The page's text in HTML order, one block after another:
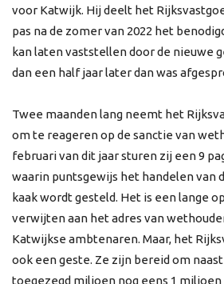
voor Katwijk. Hij deelt het
pas na de zomer van 2022 het
kan laten vaststellen door de nieuwe
dan een half jaar later dan was
Twee maanden lang neemt het
om te reageren op de sanctie van
februari van dit jaar sturen zij een 9
waarin puntsgewijs het handelen van
kaak wordt gesteld. Het is een lange
verwijten aan het adres van
Katwijkse ambtenaren. Maar, het
ook een geste. Ze zijn bereid om
toegezegd miljoen nog eens 1